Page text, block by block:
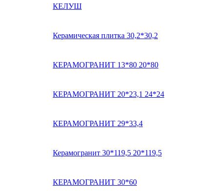
КЕЛУШ
Керамическая плитка 30,2*30,2
КЕРАМОГРАНИТ 13*80 20*80
КЕРАМОГРАНИТ 20*23,1 24*24
КЕРАМОГРАНИТ 29*33,4
Керамогранит 30*119,5 20*119,5
КЕРАМОГРАНИТ 30*60